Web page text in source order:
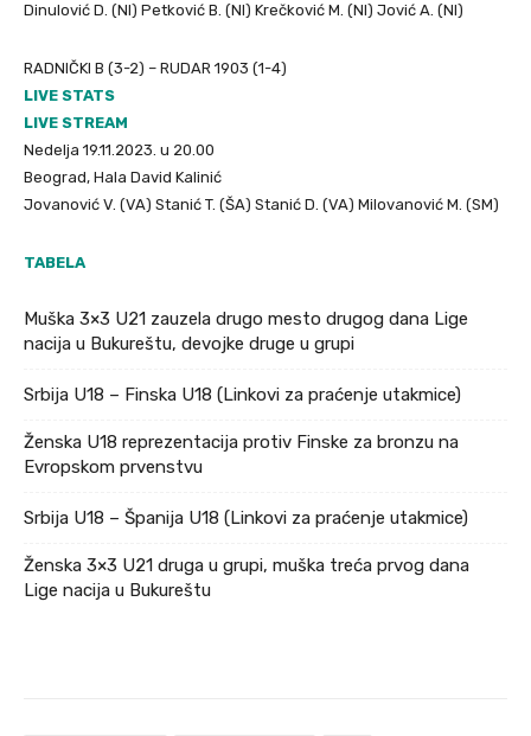
Dinulović D. (NI) Petković B. (NI) Krečković M. (NI) Jović A. (NI)
RADNIČKI B (3-2) – RUDAR 1903 (1-4)
LIVE STATS
LIVE STREAM
Nedelja 19.11.2023. u 20.00
Beograd, Hala David Kalinić
Jovanović V. (VA) Stanić T. (ŠA) Stanić D. (VA) Milovanović M. (SM)
TABELA
Muška 3×3 U21 zauzela drugo mesto drugog dana Lige
nacija u Bukureštu, devojke druge u grupi
Srbija U18 – Finska U18 (Linkovi za praćenje utakmice)
Ženska U18 reprezentacija protiv Finske za bronzu na
Evropskom prvenstvu
Srbija U18 – Španija U18 (Linkovi za praćenje utakmice)
Ženska 3×3 U21 druga u grupi, muška treća prvog dana
Lige nacija u Bukureštu